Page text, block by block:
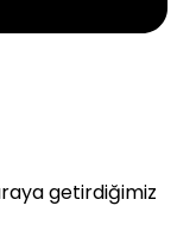
getirdiğimiz